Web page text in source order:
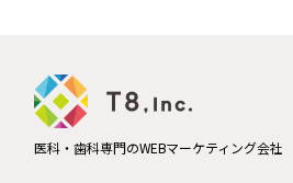
医科・歯科専門のWEBマーケティング会社